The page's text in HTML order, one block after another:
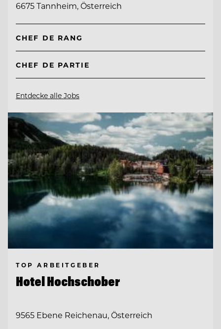
6675 Tannheim, Österreich
CHEF DE RANG
CHEF DE PARTIE
Entdecke alle Jobs
TOP ARBEITGEBER
Hotel Hochschober
9565 Ebene Reichenau, Österreich